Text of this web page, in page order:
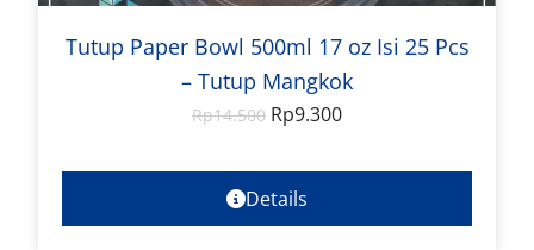
Tutup Paper Bowl 500ml 17 oz Isi 25 Pcs
– Tutup Mangkok
Rp14.500 Rp9.300
Details